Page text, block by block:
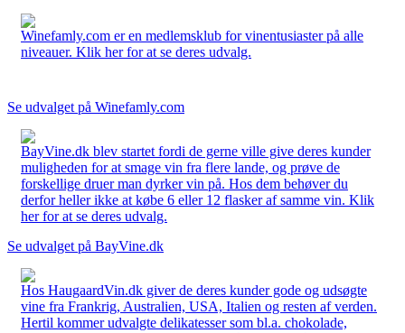
Winefamly.com er en medlemsklub for vinentusiaster på alle
niveauer. Klik her for at se deres udvalg.
Se udvalget på Winefamly.com
BayVine.dk blev startet fordi de gerne ville give deres kunder
muligheden for at smage vin fra flere lande, og prøve de
forskellige druer man dyrker vin på. Hos dem behøver du
derfor heller ikke at købe 6 eller 12 flasker af samme vin. Klik
her for at se deres udvalg.
Se udvalget på BayVine.dk
Hos HaugaardVin.dk giver de deres kunder gode og udsøgte
vine fra Frankrig, Australien, USA, Italien og resten af verden.
Hertil kommer udvalgte delikatesser som bl.a. chokolade,